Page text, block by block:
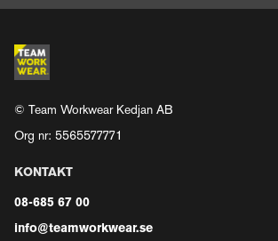
© Team Workwear Kedjan AB
Org nr: 5565577771
KONTAKT
08-685 67 00
info@teamworkwear.se